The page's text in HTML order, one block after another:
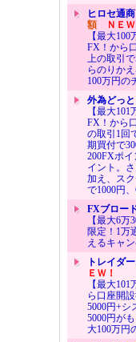
ヒロセ通
額ＮＥＷ
【最大
FX！から
上の取引
らのりか
100万円の
外為どっ
【最大
FX！から
の取引1回
期買付で
200FXポ
イント。
加え、ス
で1000円
FXブロー
【最大6
限定！1万
えるキャ
トレイダ
ＥＷ！
【最大
ら口座開
5000円+シ
5000円が
大100万円